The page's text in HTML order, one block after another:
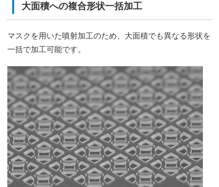
大面積への複合形状一括加工
マスクを用いた噴射加工のため、大面積でも異なる形状を
一括で加工可能です。